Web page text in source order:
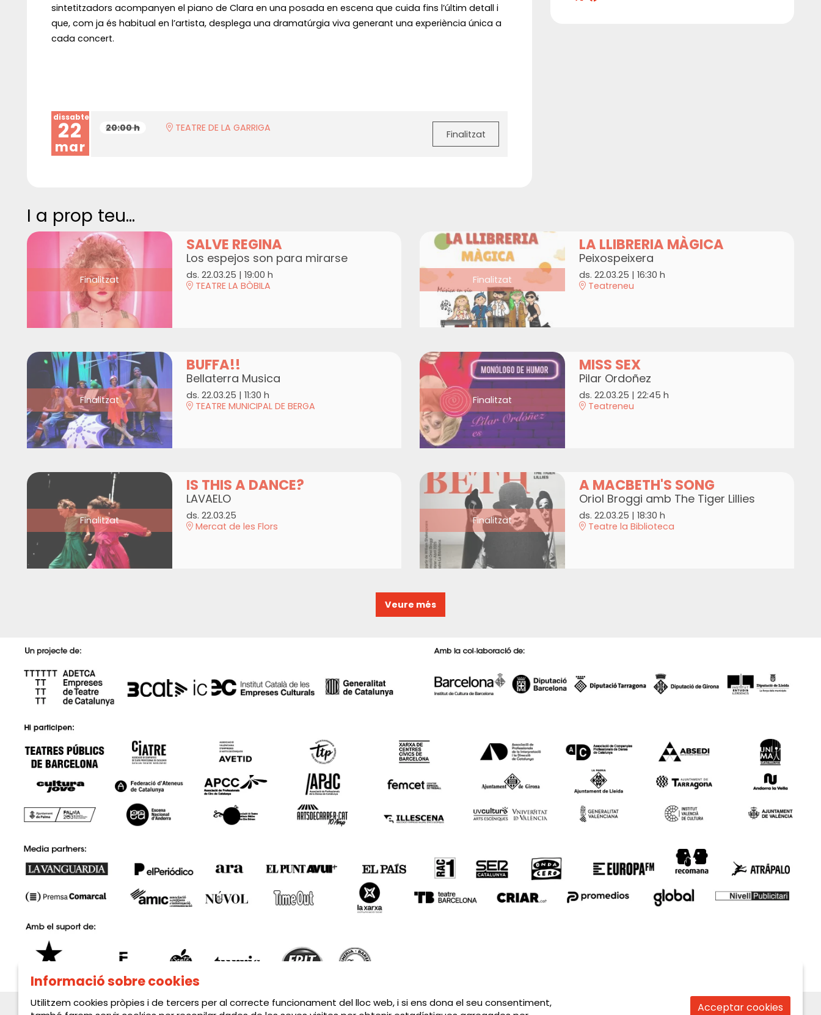
sintetitzadors acompanyen el piano de Clara en una posada en escena que cuida fins l’últim detall i
que, com ja és habitual en l’artista, desplega una dramatúrgia viva generant una experiència única a
cada concert.
dissabte
22
mar
20:00 h TEATRE DE LA GARRIGA
Finalitzat
I a prop teu...
Finalitzat
SALVE REGINA
Los espejos son para mirarse
ds. 22.03.25 | 19:00 h
TEATRE LA BÒBILA
Finalitzat
LA LLIBRERIA MÀGICA
Peixospeixera
ds. 22.03.25 | 16:30 h
Teatreneu
Finalitzat
BUFFA!!
Bellaterra Musica
ds. 22.03.25 | 11:30 h
TEATRE MUNICIPAL DE BERGA
Finalitzat
MISS SEX
Pilar Ordoñez
ds. 22.03.25 | 22:45 h
Teatreneu
Finalitzat
IS THIS A DANCE?
LAVAELO
ds. 22.03.25
Mercat de les Flors
Finalitzat
A MACBETH'S SONG
Oriol Broggi amb The Tiger Lillies
ds. 22.03.25 | 18:30 h
Teatre la Biblioteca
Veure més
Sitemap | Avís Legal | Política de privacitat | Contactar
Informació sobre cookies
Utilitzem cookies pròpies i de tercers per al correcte funcionament del lloc web, i si ens dona el seu consentiment,
Acceptar cookies